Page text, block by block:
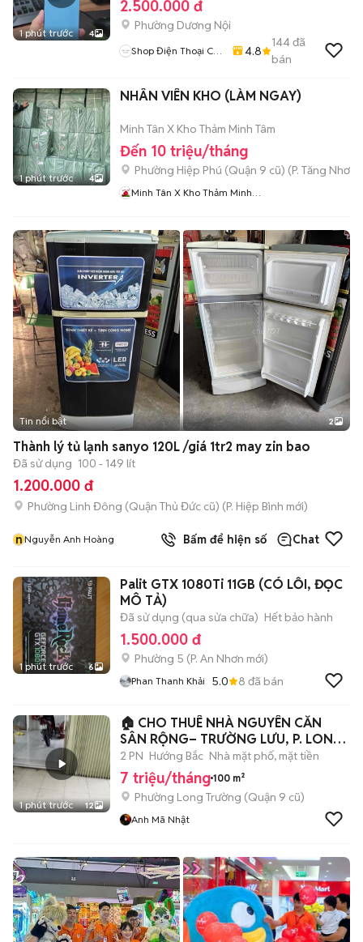
1 phút trước 4
2.500.000 đ
Phường Dương Nội
Shop Điện Thoại Cũ
4.8
144đã
bán
1 phút trước 4
NHÂN VIÊN KHO (LÀM NGAY)
Minh Tân X Kho Thảm Minh Tâm
Đến 10 triệu/tháng
Phường Hiệp Phú (Quận 9 cũ) (P. Tăng Nhơn
Minh Tân X Kho Thảm Minh
Tin nổi bật 2
Thành lý tủ lạnh sanyo 120L /giá 1tr2 may zin bao
Đã sử dụng 100 - 149 lít
1.200.000 đ
Phường Linh Đông (Quận Thủ Đức cũ) (P. Hiệp Bình mới)
nNguyễn Anh Hoàng Bấm để hiện số Chat
1 phút trước 6
Palit GTX 1080Ti 11GB (CÓ LỖI, ĐỌC
MÔ TẢ)
Đã sử dụng (qua sửa chữa) Hết bảo hành
1.500.000 đ
Phường 5 (P. An Nhơn mới)
Phan Thanh Khải 5.0 8 đã bán
1 phút trước 12
🏠 CHO THUÊ NHÀ NGUYÊN CĂN
SÂN RỘNG– TRƯỜNG LƯU, P. LONG
T
2 PN Hướng Bắc Nhà mặt phố, mặt tiền
7 triệu/tháng 100 m²
Phường Long Trường (Quận 9 cũ)
Anh Mã Nhật